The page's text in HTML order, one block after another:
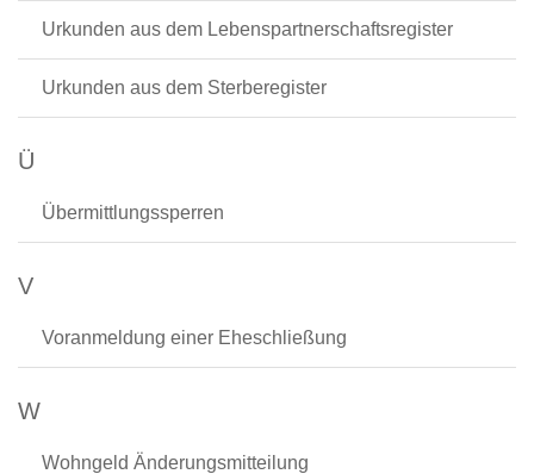
Urkunden aus dem Lebenspartnerschaftsregister
Urkunden aus dem Sterberegister
Ü
Übermittlungssperren
V
Voranmeldung einer Eheschließung
W
Wohngeld Änderungsmitteilung